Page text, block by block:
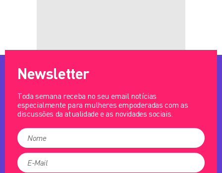
Newsletter
Toda semana receba no seu email notícias
especialmente para mulheres empoderadas com as
discussões da atualidade e as novidades sociais.